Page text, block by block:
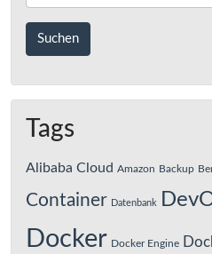
Tags
Alibaba Cloud Amazon Backup
Container Datenbank
Docker Docker Engine